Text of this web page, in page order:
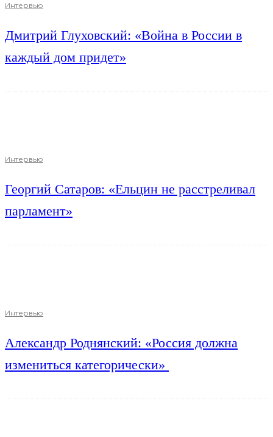
Интервью
Дмитрий Глуховский: «Война в России в
каждый дом придет»
Интервью
Георгий Сатаров: «Ельцин не расстреливал
парламент»
Интервью
Александр Роднянский: «Россия должна
измениться категорически»